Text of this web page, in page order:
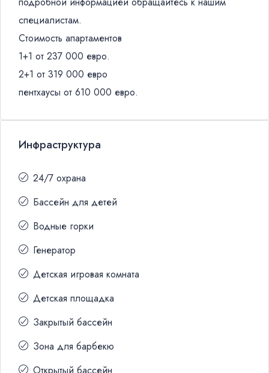
специалистам.
Стоимость апартаментов
1+1 от 237 000 евро.
2+1 от 319 000 евро
пентхаусы от 610 000 евро.
Инфраструктура
24/7 охрана
Бассейн для детей
Водные горки
Генератор
Детская игровая комната
Детская площадка
Закрытый бассейн
Зона для барбекю